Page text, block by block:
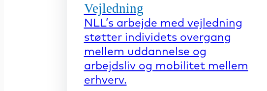
Vejledning
NLL’s arbejde med vejledning
støtter individets overgang
mellem uddannelse og
arbejdsliv og mobilitet mellem
erhverv.